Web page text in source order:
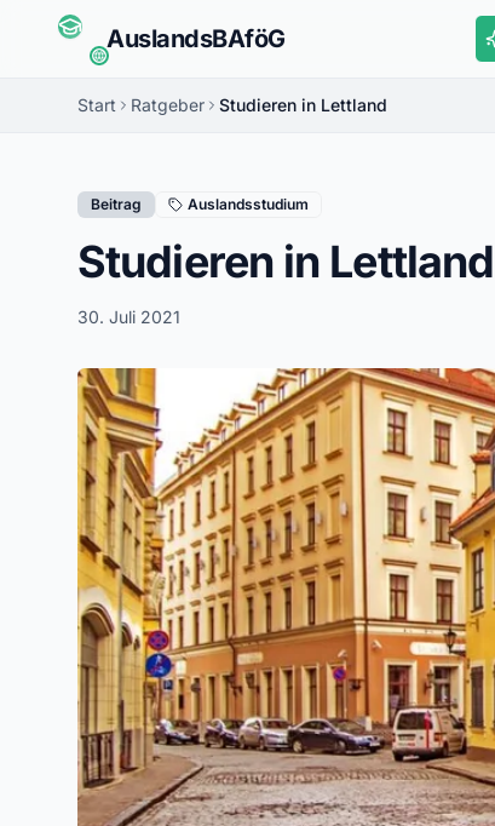
AuslandsBAföG
Start Ratgeber Studieren in Lettland
Beitrag Auslandsstudium
Studieren in Lettland
30. Juli 2021